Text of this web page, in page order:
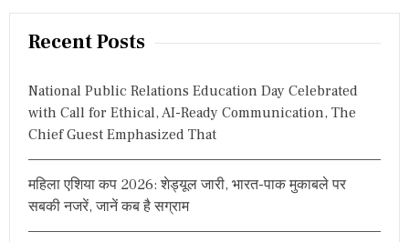
a
Recent Posts
National Public Relations Education Day Celebrated
with Call for Ethical, AI-Ready Communication, The
Chief Guest Emphasized That
महिला एशिया कप 2026: शेड्यूल जारी, भारत-पाक मुकाबले पर
सबकी नजरें, जानें कब है सग्राम